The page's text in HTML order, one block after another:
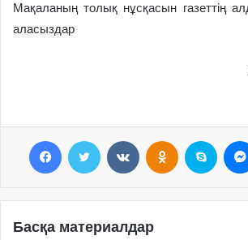
Мақаланың толық нұсқасын газеттің
аласыздар
Басқа материалдар